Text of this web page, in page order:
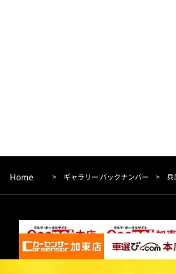
Home > ギャラリー バックナンバー >